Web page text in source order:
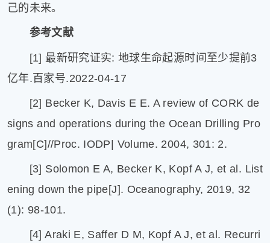
己的未来。
参考文献
[1] 最新研究证实: 地球生命起源时间至少提前3
亿年.百家号.2022-04-17
[2] Becker K, Davis E E. A review of CORK de
signs and operations during the Ocean Drilling Pro
gram[C]//Proc. IODP| Volume. 2004, 301: 2.
[3] Solomon E A, Becker K, Kopf A J, et al. List
ening down the pipe[J]. Oceanography, 2019, 32
(1): 98-101.
[4] Araki E, Saffer D M, Kopf A J, et al. Recurri